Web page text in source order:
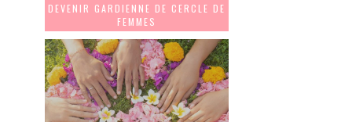
DEVENIR GARDIENNE DE CERCLE DE
FEMMES